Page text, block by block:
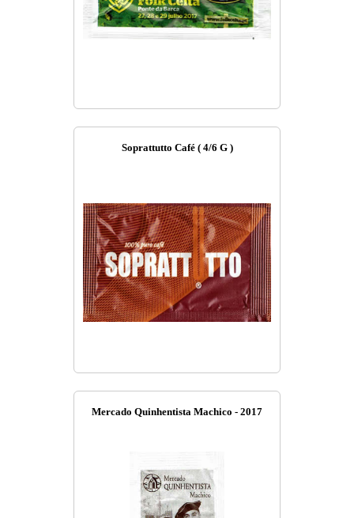
Soprattutto Café ( 4/6 G )
Mercado Quinhentista Machico - 2017